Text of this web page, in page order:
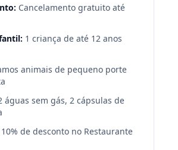
Cancelamento gratuito até
1 criança de até 12 anos
animais de pequeno porte
águas sem gás, 2 cápsulas de
10% de desconto no Restaurante